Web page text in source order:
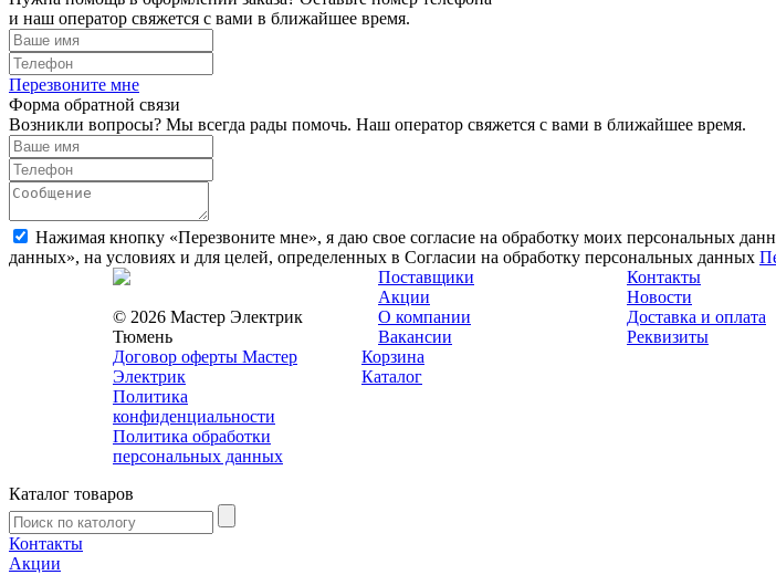
и наш оператор свяжется с вами в ближайшее время.
Перезвоните мне
Форма обратной связи
Возникли вопросы? Мы всегда рады помочь. Наш оператор свяжется с вами в ближайшее время.
Нажимая кнопку «Перезвоните мне», я даю свое согласие на обработку моих персональных
данных», на условиях и для целей, определенных в Согласии на обработку персональных данных
© 2026 Мастер Электрик
Тюмень
Договор оферты Мастер
Электрик
Политика
конфиденциальности
Политика обработки
персональных данных
Поставщики
Контакты
Акции
Новости
О компании
Доставка и оплата
Вакансии
Реквизиты
Корзина
Каталог
Каталог товаров
Контакты
Акции